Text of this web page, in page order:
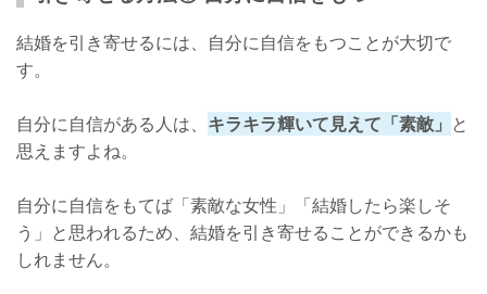
結婚を引き寄せるには、自分に自信をもつことが大切で
す。
自分に自信がある人は、 キラキラ輝いて見えて「素敵」 と
思えますよね。
自分に自信をもてば「素敵な女性」「結婚したら楽しそ
う」と思われるため、結婚を引き寄せることができるかも
しれません。